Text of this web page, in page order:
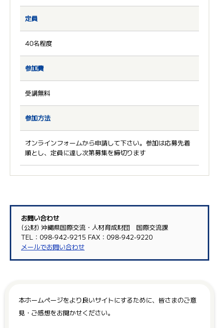
定員
40名程度
参加費
受講無料
参加方法
オンラインフォームから申請して下さい。参加は応募先着
順とし、定員に達し次第募集を締切ります
お問い合わせ
(公財) 沖縄県国際交流・人材育成財団 国際交流課
TEL：098-942-9215 FAX：098-942-9220
メールでお問い合わせ
本ホームページをより良いサイトにするために、皆さまのご意
見・ご感想をお聞かせください。